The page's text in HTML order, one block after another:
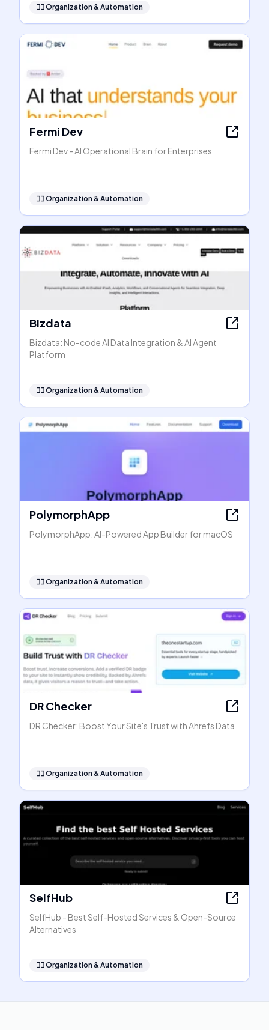
🧞‍♂️ Organization & Automation
Fermi Dev
Fermi Dev - AI Operational Brain for Enterprises
🧞‍♂️ Organization & Automation
Bizdata
Bizdata: No-code AI Data Integration & AI Agent
Platform
🧞‍♂️ Organization & Automation
PolymorphApp
PolymorphApp: AI-Powered App Builder for macOS
🧞‍♂️ Organization & Automation
DR Checker
DR Checker: Boost Your Site's Trust with Ahrefs Data
🧞‍♂️ Organization & Automation
SelfHub
SelfHub - Best Self-Hosted Services & Open-Source
Alternatives
🧞‍♂️ Organization & Automation